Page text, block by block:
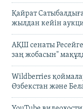
Қайрат Сатыбалдыға
жылдан кейін
АҚШ сенаты
заң жобасын"
Wildberries
Өзбекстан және